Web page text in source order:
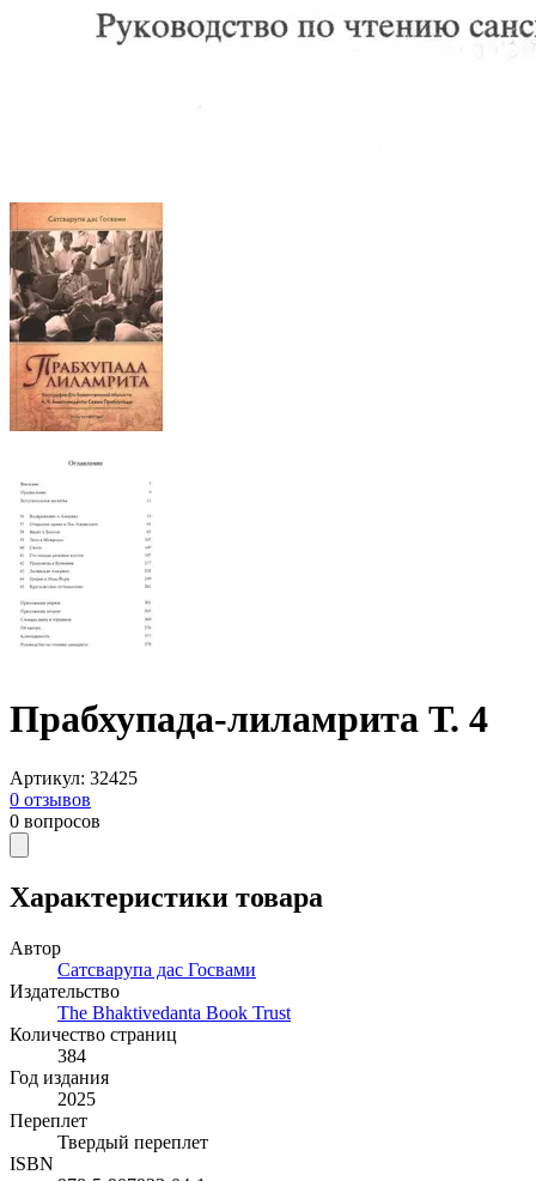
Прабхупада-лиламрита Т. 4
Артикул: 32425
0 отзывов
0 вопросов
Характеристики товара
Автор
Сатсварупа дас Госвами
Издательство
The Bhaktivedanta Book Trust
Количество страниц
384
Год издания
2025
Переплет
Твердый переплет
ISBN